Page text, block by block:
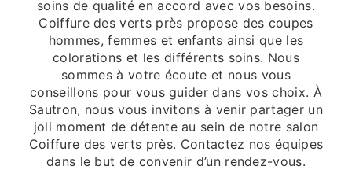
soins de qualité en accord avec vos besoins.
Coiffure des verts près propose des coupes
hommes, femmes et enfants ainsi que les
colorations et les différents soins. Nous
sommes à votre écoute et nous vous
conseillons pour vous guider dans vos choix. À
Sautron, nous vous invitons à venir partager un
joli moment de détente au sein de notre salon
Coiffure des verts près. Contactez nos équipes
dans le but de convenir d’un rendez-vous.